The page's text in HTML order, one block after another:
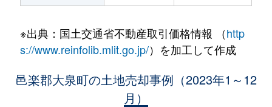
※出典：国土交通省不動産取引価格情報 （http
s://www.reinfolib.mlit.go.jp/）を加工して作成
邑楽郡大泉町の土地売却事例（2023年1～12
月）